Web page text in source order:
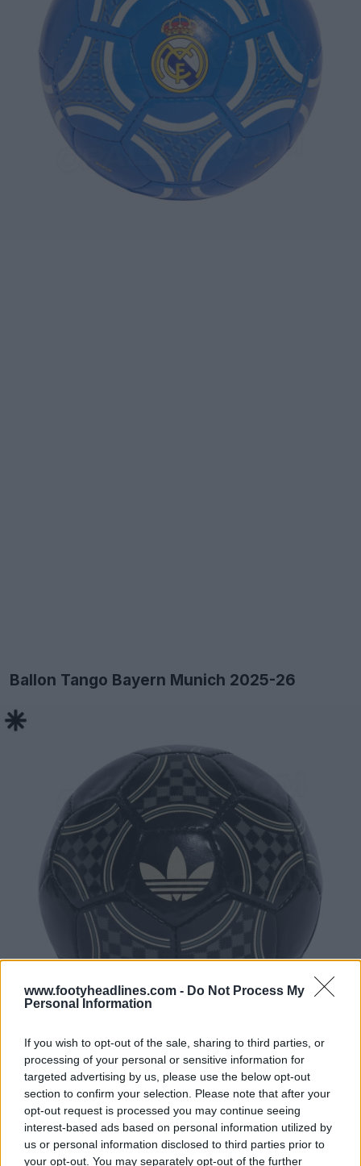
www.footyheadlines.com - Do Not Process My
Personal Information
If you wish to opt-out of the sale, sharing to third parties, or
processing of your personal or sensitive information for
targeted advertising by us, please use the below opt-out
section to confirm your selection. Please note that after your
opt-out request is processed you may continue seeing
interest-based ads based on personal information utilized by
us or personal information disclosed to third parties prior to
your opt-out. You may separately opt-out of the further
Ballon Tango Bayern Munich 2025-26